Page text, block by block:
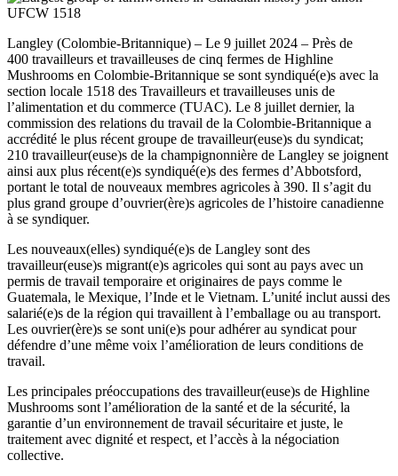
Langley (Colombie-Britannique) – Le 9 juillet 2024 – Près de
400 travailleurs et travailleuses de cinq fermes de Highline
Mushrooms en Colombie-Britannique se sont syndiqué(e)s avec la
section locale 1518 des Travailleurs et travailleuses unis de
l’alimentation et du commerce (TUAC). Le 8 juillet dernier, la
commission des relations du travail de la Colombie-Britannique a
accrédité le plus récent groupe de travailleur(euse)s du syndicat;
210 travailleur(euse)s de la champignonnière de Langley se joignent
ainsi aux plus récent(e)s syndiqué(e)s des fermes d’Abbotsford,
portant le total de nouveaux membres agricoles à 390. Il s’agit du
plus grand groupe d’ouvrier(ère)s agricoles de l’histoire canadienne
à se syndiquer.
Les nouveaux(elles) syndiqué(e)s de Langley sont des
travailleur(euse)s migrant(e)s agricoles qui sont au pays avec un
permis de travail temporaire et originaires de pays comme le
Guatemala, le Mexique, l’Inde et le Vietnam. L’unité inclut aussi des
salarié(e)s de la région qui travaillent à l’emballage ou au transport.
Les ouvrier(ère)s se sont uni(e)s pour adhérer au syndicat pour
défendre d’une même voix l’amélioration de leurs conditions de
travail.
Les principales préoccupations des travailleur(euse)s de Highline
Mushrooms sont l’amélioration de la santé et de la sécurité, la
garantie d’un environnement de travail sécuritaire et juste, le
traitement avec dignité et respect, et l’accès à la négociation
collective.